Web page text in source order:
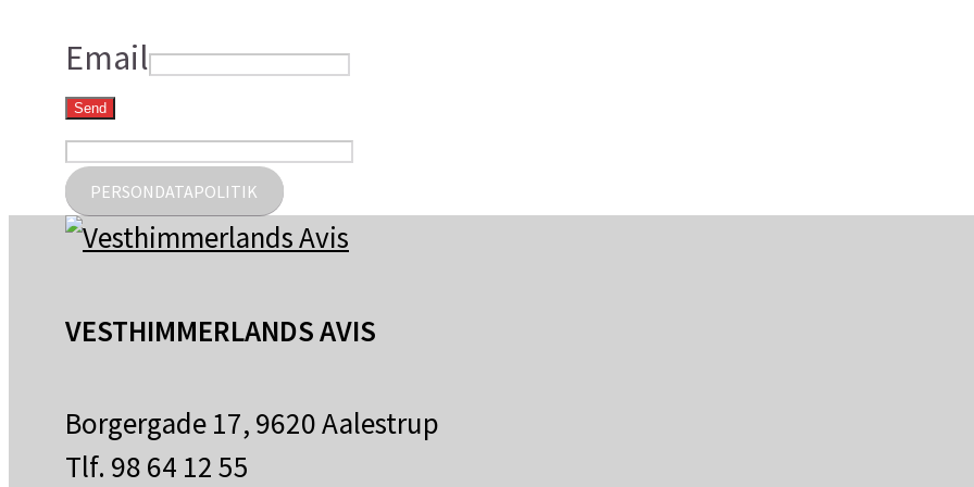
Email
Send
PERSONDATAPOLITIK
VESTHIMMERLANDS AVIS
Borgergade 17, 9620 Aalestrup
Tlf. 98 64 12 55